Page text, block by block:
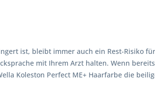
ist, bleibt immer auch ein Rest-Risiko
mit Ihrem Arzt halten. Wenn
Koleston Perfect ME+ Haarfarbe die